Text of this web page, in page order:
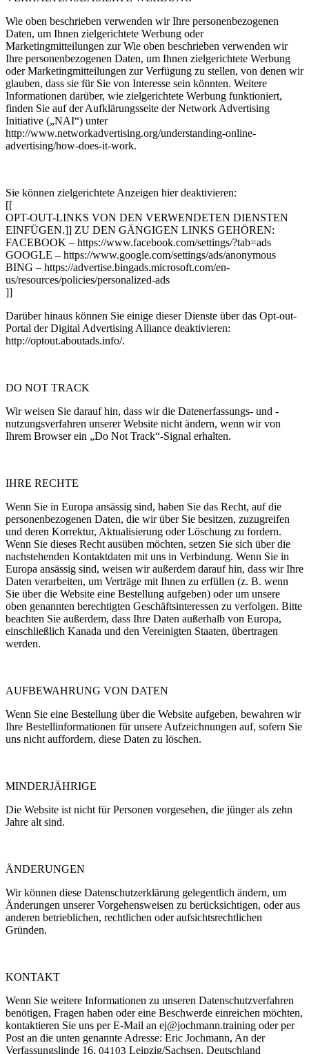
Wie oben beschrieben verwenden wir Ihre personenbezogenen
Daten, um Ihnen zielgerichtete Werbung oder
Marketingmitteilungen zur Wie oben beschrieben verwenden wir
Ihre personenbezogenen Daten, um Ihnen zielgerichtete Werbung
oder Marketingmitteilungen zur Verfügung zu stellen, von denen wir
glauben, dass sie für Sie von Interesse sein könnten. Weitere
Informationen darüber, wie zielgerichtete Werbung funktioniert,
finden Sie auf der Aufklärungsseite der Network Advertising
Initiative („NAI“) unter
http://www.networkadvertising.org/understanding-online-
advertising/how-does-it-work.
Sie können zielgerichtete Anzeigen hier deaktivieren:
[[
OPT-OUT-LINKS VON DEN VERWENDETEN DIENSTEN
EINFÜGEN.]] ZU DEN GÄNGIGEN LINKS GEHÖREN:
FACEBOOK – https://www.facebook.com/settings/?tab=ads
GOOGLE – https://www.google.com/settings/ads/anonymous
BING – https://advertise.bingads.microsoft.com/en-
us/resources/policies/personalized-ads
]]
Darüber hinaus können Sie einige dieser Dienste über das Opt-out-
Portal der Digital Advertising Alliance deaktivieren:
http://optout.aboutads.info/.
DO NOT TRACK
Wir weisen Sie darauf hin, dass wir die Datenerfassungs- und -
nutzungsverfahren unserer Website nicht ändern, wenn wir von
Ihrem Browser ein „Do Not Track“-Signal erhalten.
IHRE RECHTE
Wenn Sie in Europa ansässig sind, haben Sie das Recht, auf die
personenbezogenen Daten, die wir über Sie besitzen, zuzugreifen
und deren Korrektur, Aktualisierung oder Löschung zu fordern.
Wenn Sie dieses Recht ausüben möchten, setzen Sie sich über die
nachstehenden Kontaktdaten mit uns in Verbindung. Wenn Sie in
Europa ansässig sind, weisen wir außerdem darauf hin, dass wir Ihre
Daten verarbeiten, um Verträge mit Ihnen zu erfüllen (z. B. wenn
Sie über die Website eine Bestellung aufgeben) oder um unsere
oben genannten berechtigten Geschäftsinteressen zu verfolgen. Bitte
beachten Sie außerdem, dass Ihre Daten außerhalb von Europa,
einschließlich Kanada und den Vereinigten Staaten, übertragen
werden.
AUFBEWAHRUNG VON DATEN
Wenn Sie eine Bestellung über die Website aufgeben, bewahren wir
Ihre Bestellinformationen für unsere Aufzeichnungen auf, sofern Sie
uns nicht auffordern, diese Daten zu löschen.
MINDERJÄHRIGE
Die Website ist nicht für Personen vorgesehen, die jünger als zehn
Jahre alt sind.
ÄNDERUNGEN
Wir können diese Datenschutzerklärung gelegentlich ändern, um
Änderungen unserer Vorgehensweisen zu berücksichtigen, oder aus
anderen betrieblichen, rechtlichen oder aufsichtsrechtlichen
Gründen.
KONTAKT
Wenn Sie weitere Informationen zu unseren Datenschutzverfahren
benötigen, Fragen haben oder eine Beschwerde einreichen möchten,
kontaktieren Sie uns per E-Mail an ej@jochmann.training oder per
Post an die unten genannte Adresse: Eric Jochmann, An der
Verfassungslinde 16, 04103 Leipzig/Sachsen, Deutschland